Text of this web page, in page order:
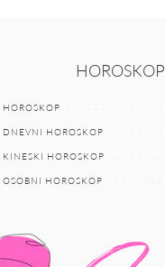
HOROSKOP
HOROSKOP
DNEVNI HOROSKOP
KINESKI HOROSKOP
OSOBNI HOROSKOP